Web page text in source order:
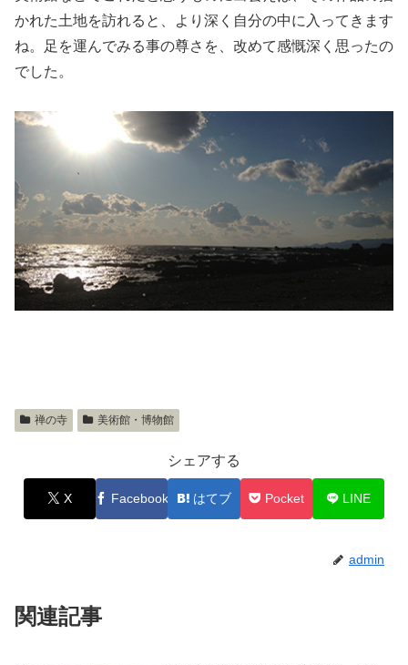
かれた土地を訪れると、より深く自分の中に入ってきます
ね。足を運んでみる事の尊さを、改めて感慨深く思ったの
でした。
禅の寺 美術館・博物館
シェアする
X Facebook はてブ Pocket LINE
admin
関連記事